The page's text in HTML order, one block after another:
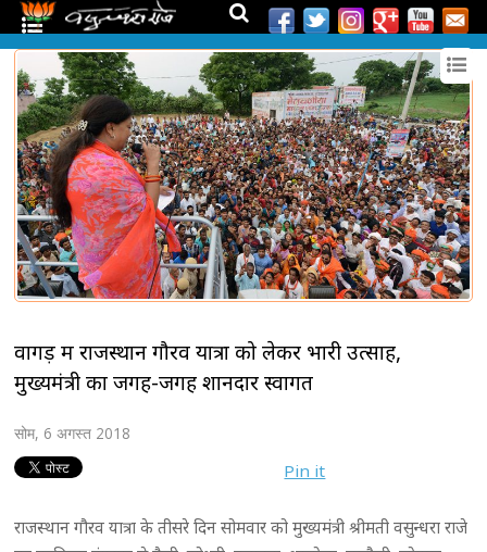
वागड़ में राजस्थान गौरव यात्रा को लेकर भारी उत्साह,
मुख्यमंत्री का जगह-जगह शानदार स्वागत
सोम, 6 अगस्त 2018
Pin it
राजस्थान गौरव यात्रा के तीसरे दिन सोमवार को मुख्यमंत्री श्रीमती वसुन्धरा राजे